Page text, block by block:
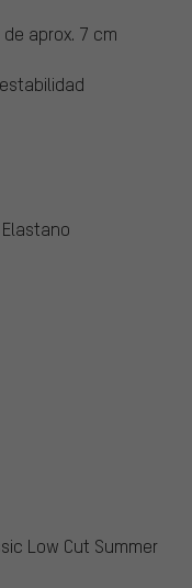
aprox. 7 cm
Low Cut Summer